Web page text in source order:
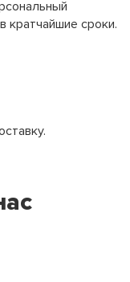
кратчайшие сроки.